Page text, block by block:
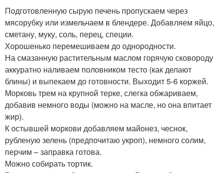
Подготовленную сырую печень пропускаем через
мясорубку или измельчаем в блендере. Добавляем яйцо,
сметану, муку, соль, перец, специи.
Хорошенько перемешиваем до однородности.
На смазанную растительным маслом горячую сковороду
аккуратно наливаем половником тесто (как делают
блины) и выпекаем до готовности. Выходит 5-6 коржей.
Морковь трем на крупной терке, слегка обжариваем,
добавив немного воды (можно на масле, но она впитает
жир).
К остывшей моркови добавляем майонез, чеснок,
рубленую зелень (предпочитаю укроп), немного солим,
перчим – заправка готова.
Можно собирать тортик.